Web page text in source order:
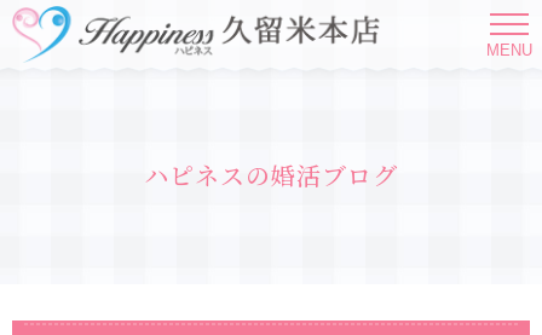
MENU
ハピネスの婚活ブログ